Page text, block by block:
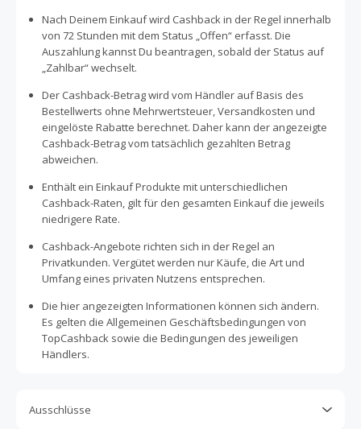
Nach Deinem Einkauf wird Cashback in der Regel innerhalb
von 72 Stunden mit dem Status „Offen“ erfasst. Die
Auszahlung kannst Du beantragen, sobald der Status auf
„Zahlbar“ wechselt.
Der Cashback-Betrag wird vom Händler auf Basis des
Bestellwerts ohne Mehrwertsteuer, Versandkosten und
eingelöste Rabatte berechnet. Daher kann der angezeigte
Cashback-Betrag vom tatsächlich gezahlten Betrag
abweichen.
Enthält ein Einkauf Produkte mit unterschiedlichen
Cashback-Raten, gilt für den gesamten Einkauf die jeweils
niedrigere Rate.
Cashback-Angebote richten sich in der Regel an
Privatkunden. Vergütet werden nur Käufe, die Art und
Umfang eines privaten Nutzens entsprechen.
Die hier angezeigten Informationen können sich ändern.
Es gelten die Allgemeinen Geschäftsbedingungen von
TopCashback sowie die Bedingungen des jeweiligen
Händlers.
Ausschlüsse